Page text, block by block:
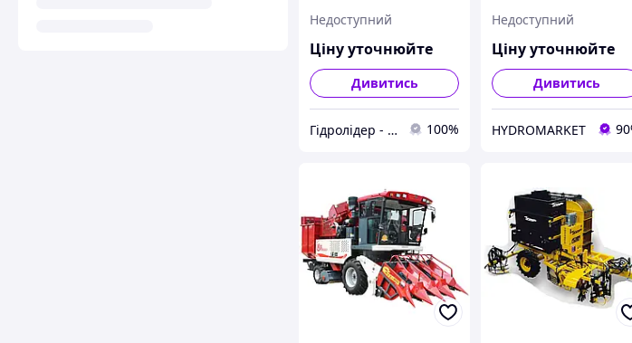
та пшениці
Недоступний
Ціну уточнюйте
Дивитись
Гідролідер - агротехніка, промислове та будівельне обладнання 100%
Недоступний
Ціну уточнюйте
Дивитись
HYDROMARKET